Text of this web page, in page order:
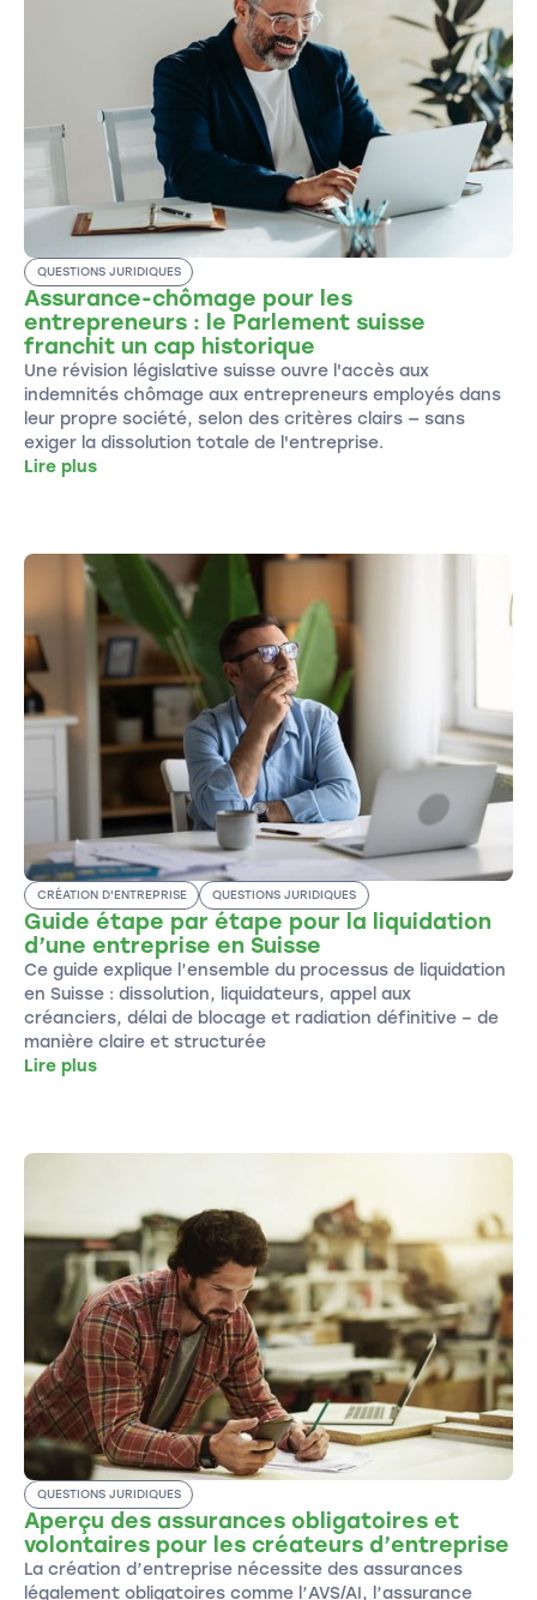
QUESTIONS JURIDIQUES
Assurance-chômage pour les
entrepreneurs : le Parlement suisse
franchit un cap historique
Une révision législative suisse ouvre l'accès aux
indemnités chômage aux entrepreneurs employés dans
leur propre société, selon des critères clairs — sans
exiger la dissolution totale de l'entreprise.
Lire plus
CRÉATION D'ENTREPRISE QUESTIONS JURIDIQUES
Guide étape par étape pour la liquidation
d’une entreprise en Suisse
Ce guide explique l’ensemble du processus de liquidation
en Suisse : dissolution, liquidateurs, appel aux
créanciers, délai de blocage et radiation définitive – de
manière claire et structurée
Lire plus
QUESTIONS JURIDIQUES
Aperçu des assurances obligatoires et
volontaires pour les créateurs d’entreprise
La création d’entreprise nécessite des assurances
légalement obligatoires comme l’AVS/AI, l’assurance